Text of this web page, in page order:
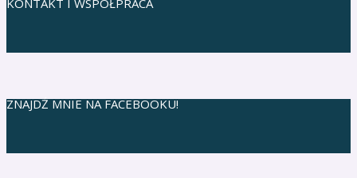
ZNAJDŹ MNIE NA FACEBOOKU!